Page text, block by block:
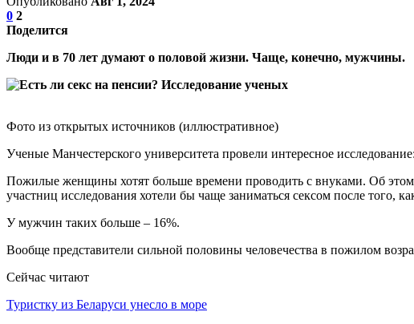
0 2
Поделится
Люди и в 70 лет думают о половой жизни. Чаще, конечно, мужчины.
Фото из открытых источников (иллюстративное)
Ученые Манчестерского университета провели интересное
Пожилые женщины хотят больше времени проводить с внуками. Об этом
участниц исследования хотели бы чаще заниматься сексом после того,
У мужчин таких больше – 16%.
Вообще представители сильной половины человечества в пожилом
Сейчас читают
Туристку из Беларуси унесло в море